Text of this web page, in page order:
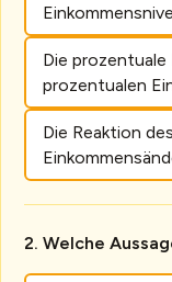
Die
prozentualen
Die Reaktion
Welche